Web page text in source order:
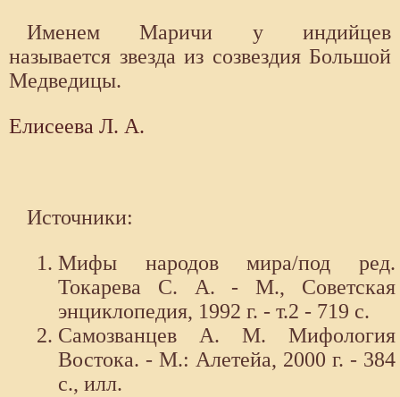
Именем Маричи у индийцев
называется звезда из созвездия Большой
Медведицы.
Елисеева Л. А.
Источники:
Мифы народов мира/под ред.
Токарева С. А. - М., Советская
энциклопедия, 1992 г. - т.2 - 719 с.
Самозванцев А. М. Мифология
Востока. - М.: Алетейа, 2000 г. - 384
с., илл.